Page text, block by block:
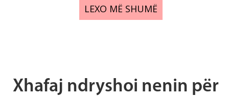
LEXO MË SHUMË
Xhafaj ndryshoi nenin për